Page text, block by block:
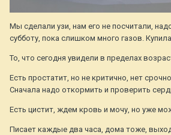
Мы сделали узи, нам его не посчитали,
субботу, пока слишком много газов.
То, что сегодня увидели в пределах
Есть простатит, но не критично, нет
Сначала надо откормить и проверить
Есть цистит, ждем кровь и мочу, но уже
Писает каждые два часа, дома тоже,